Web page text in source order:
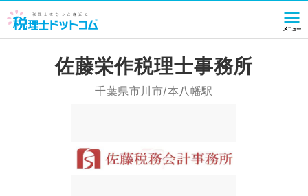
佐藤栄作税理士事務所
千葉県市川市/本八幡駅